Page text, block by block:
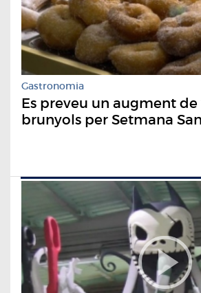
Gastronomia
Es preveu un augment
brunyols per Setmana